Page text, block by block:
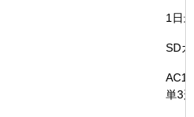
1日
SD
単3